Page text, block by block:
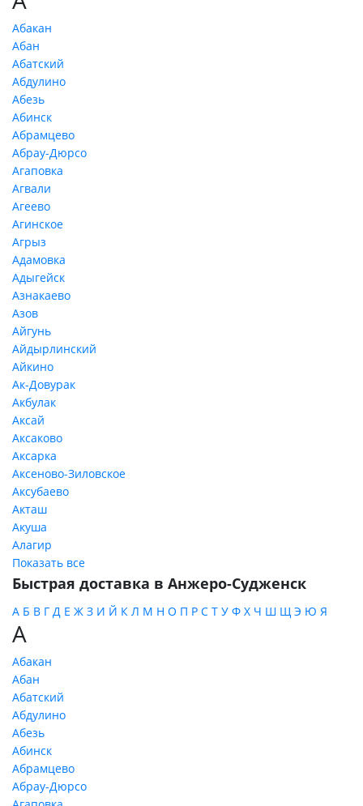
Абакан
Абан
Абатский
Абдулино
Абезь
Абинск
Абрамцево
Абрау-Дюрсо
Агаповка
Агвали
Агеево
Агинское
Агрыз
Адамовка
Адыгейск
Азнакаево
Азов
Айгунь
Айдырлинский
Айкино
Ак-Довурак
Акбулак
Аксай
Аксаково
Аксарка
Аксеново-Зиловское
Аксубаево
Акташ
Акуша
Алагир
Показать все
Быстрая доставка в Анжеро-Судженск
А Б В Г Д Е Ж З И Й К Л М Н О П Р С Т У Ф Х Ч Ш Щ Э Ю Я
А
Абакан
Абан
Абатский
Абдулино
Абезь
Абинск
Абрамцево
Абрау-Дюрсо